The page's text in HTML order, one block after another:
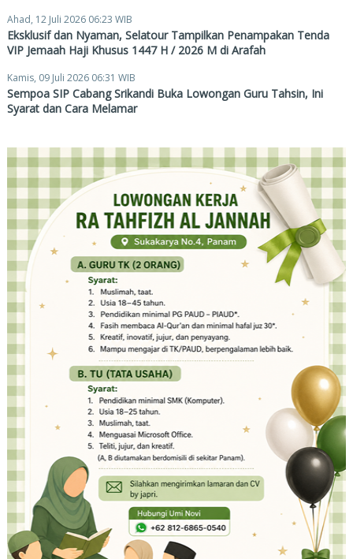
Ahad, 12 Juli 2026 06:23 WIB
Eksklusif dan Nyaman, Selatour Tampilkan Penampakan Tenda
VIP Jemaah Haji Khusus 1447 H / 2026 M di Arafah
Kamis, 09 Juli 2026 06:31 WIB
Sempoa SIP Cabang Srikandi Buka Lowongan Guru Tahsin, Ini
Syarat dan Cara Melamar